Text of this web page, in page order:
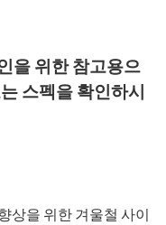
을 위한 참고용으
스펙을 확인하시
상을 위한 겨울철 사이